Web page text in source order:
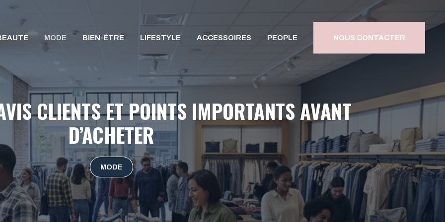
MODE BIEN-ÊTRE LIFESTYLE ACCESSOIRES PEOPLE NOUS CONTACTER
CLIENTS ET POINTS IMPORTANTS AVANT
D’ACHETER
MODE